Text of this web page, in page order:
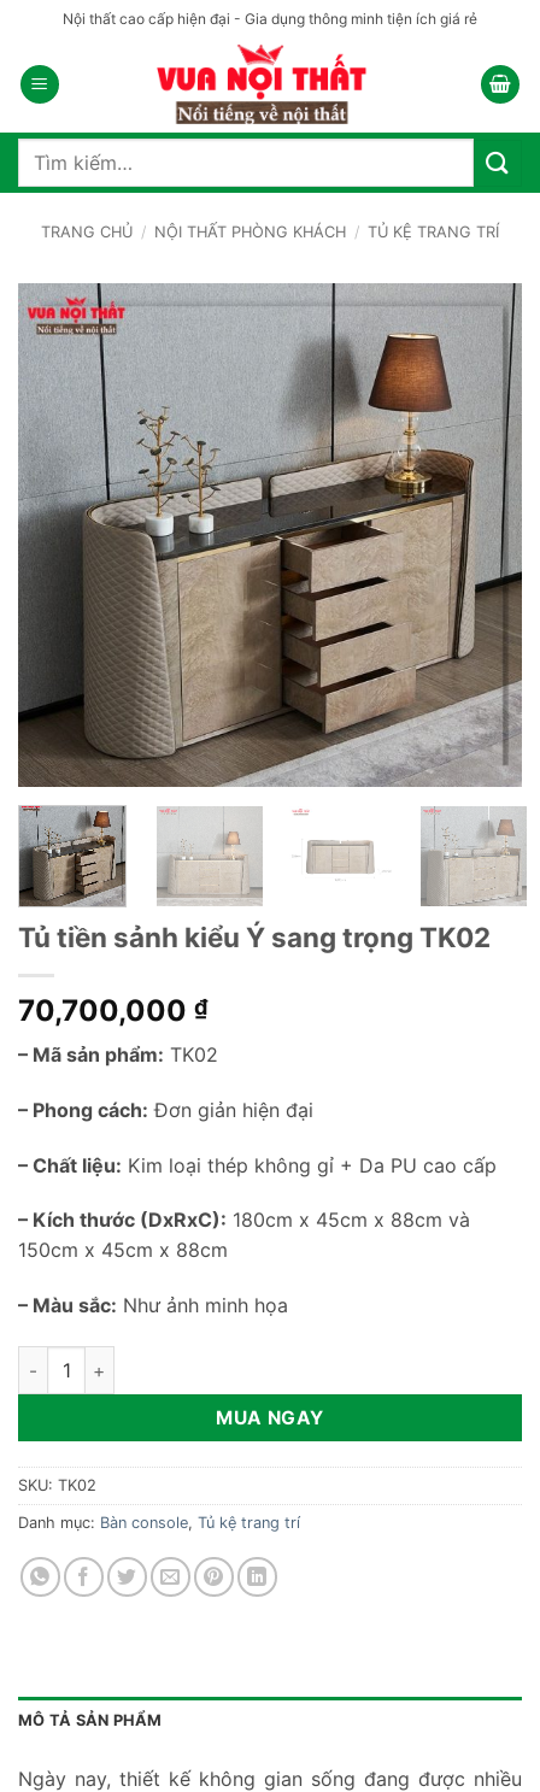
nội
dung
Nội thất cao cấp hiện đại - Gia dụng thông minh tiện ích giá rẻ
Tìm
TRANG CHỦ / NỘI THẤT PHÒNG KHÁCH / TỦ KỆ TRANG TRÍ
Tủ tiền sảnh kiểu Ý sang trọng TK02
70,700,000 ₫
– Mã sản phẩm: TK02
– Phong cách: Đơn giản hiện đại
– Chất liệu: Kim loại thép không gỉ + Da PU cao cấp
– Kích thước (DxRxC): 180cm x 45cm x 88cm và
150cm x 45cm x 88cm
– Màu sắc: Như ảnh minh họa
Tủ tiền sảnh kiểu Ý sang trọng TK02 số lượng
MUA NGAY
SKU: TK02
Danh mục: Bàn console, Tủ kệ trang trí
MÔ TẢ SẢN PHẨM
Ngày nay, thiết kế không gian sống đang được nhiều